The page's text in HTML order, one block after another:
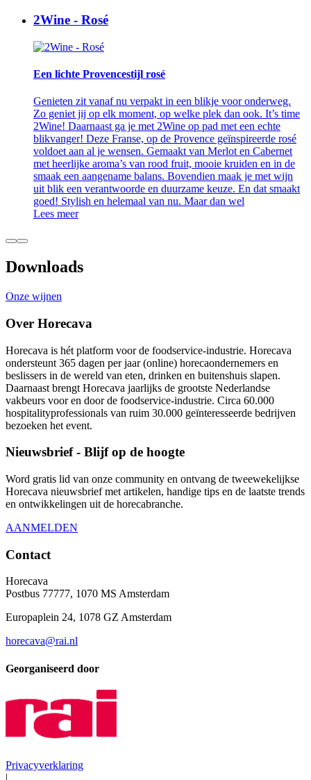
2Wine - Rosé
Een lichte Provencestijl rosé
Genieten zit vanaf nu verpakt in een blikje voor onderweg.
Zo geniet jij op elk moment, op welke plek dan ook. It’s time
2Wine! Daarnaast ga je met 2Wine op pad met een echte
blikvanger! Deze Franse, op de Provence geïnspireerde rosé
voldoet aan al je wensen. Gemaakt van Merlot en Cabernet
met heerlijke aroma’s van rood fruit, mooie kruiden en in de
smaak een aangename balans. Bovendien maak je met wijn
uit blik een verantwoorde en duurzame keuze. En dat smaakt
goed! Stylish en helemaal van nu. Maar dan wel
Lees meer
Downloads
Onze wijnen
Over Horecava
Horecava is hét platform voor de foodservice-industrie. Horecava
ondersteunt 365 dagen per jaar (online) horecaondernemers en
beslissers in de wereld van eten, drinken en buitenshuis slapen.
Daarnaast brengt Horecava jaarlijks de grootste Nederlandse
vakbeurs voor en door de foodservice-industrie. Circa 60.000
hospitalityprofessionals van ruim 30.000 geïnteresseerde bedrijven
bezoeken het event.
Nieuwsbrief - Blijf op de hoogte
Word gratis lid van onze community en ontvang de tweewekelijkse
Horecava nieuwsbrief met artikelen, handige tips en de laatste trends
en ontwikkelingen uit de horecabranche.
AANMELDEN
Contact
Horecava
Postbus 77777, 1070 MS Amsterdam
Europaplein 24, 1078 GZ Amsterdam
horecava@rai.nl
Georganiseerd door
Privacyverklaring
|